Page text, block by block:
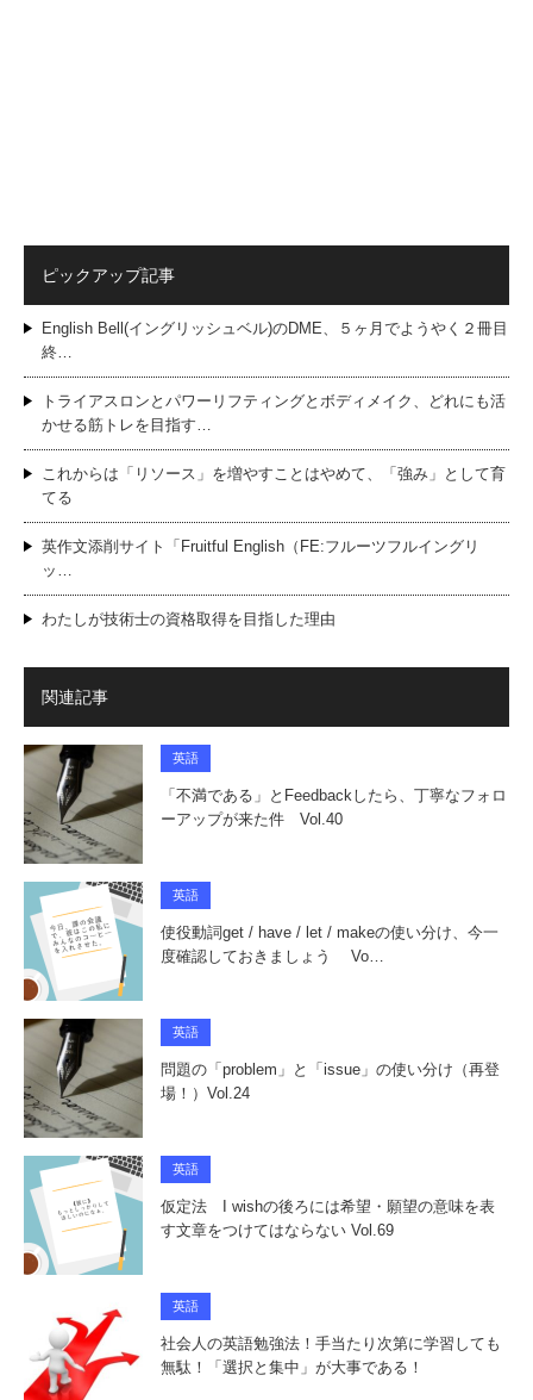
ピックアップ記事
English Bell(イングリッシュベル)のDME、５ヶ月でようやく２冊目
終…
トライアスロンとパワーリフティングとボディメイク、どれにも活
かせる筋トレを目指す…
これからは「リソース」を増やすことはやめて、「強み」として育
てる
英作文添削サイト「Fruitful English（FE:フルーツフルイングリ
ッ…
わたしが技術士の資格取得を目指した理由
関連記事
英語
「不満である」とFeedbackしたら、丁寧なフォロ
ーアップが来た件 Vol.40
英語
使役動詞get / have / let / makeの使い分け、今一
度確認しておきましょう Vo…
英語
問題の「problem」と「issue」の使い分け（再登
場！）Vol.24
英語
仮定法 I wishの後ろには希望・願望の意味を表
す文章をつけてはならない Vol.69
英語
社会人の英語勉強法！手当たり次第に学習しても
無駄！「選択と集中」が大事である！